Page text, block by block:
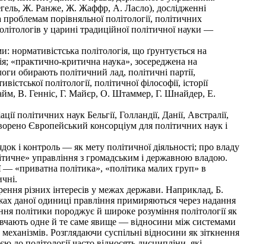
Ж. Ранже, Ж. Жаффр, А. Ласло), дослідженні
порівняльної політології, політичних
у царині традиційної політичної науки —
нормативістська політологія, що ґрунтується на
«практично-критична наука», зосереджена на
обирають політичний лад, політичні партії,
політології, політичної філософії, історії
В. Генніс, Г. Майєр, О. Штаммер, Г. Шнайдер, Е.
політичних наук Бельгії, Голландії, Данії, Австралії,
Європейський консорціум для політичних наук і
і контроль — як мету політичної діяльності; про владу
управління з громадським і державною владою.
— «приватна політика», «політика малих груп» в
різних інтересів у межах держави. Наприклад, Б.
даної одиниці правління примиряються через надання
політики породжує й широке розуміння політології як
одне й те саме явище — відносини між системами
Розглядаючи суспільні відносини як зіткнення